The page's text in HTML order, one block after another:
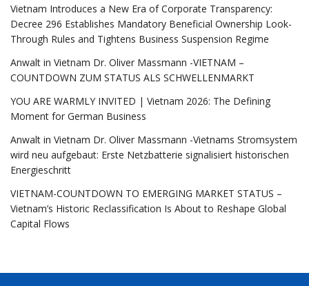
Vietnam Introduces a New Era of Corporate Transparency:
Decree 296 Establishes Mandatory Beneficial Ownership Look-
Through Rules and Tightens Business Suspension Regime
Anwalt in Vietnam Dr. Oliver Massmann -VIETNAM –
COUNTDOWN ZUM STATUS ALS SCHWELLENMARKT
YOU ARE WARMLY INVITED | Vietnam 2026: The Defining
Moment for German Business
Anwalt in Vietnam Dr. Oliver Massmann -Vietnams Stromsystem
wird neu aufgebaut: Erste Netzbatterie signalisiert historischen
Energieschritt
VIETNAM-COUNTDOWN TO EMERGING MARKET STATUS –
Vietnam’s Historic Reclassification Is About to Reshape Global
Capital Flows